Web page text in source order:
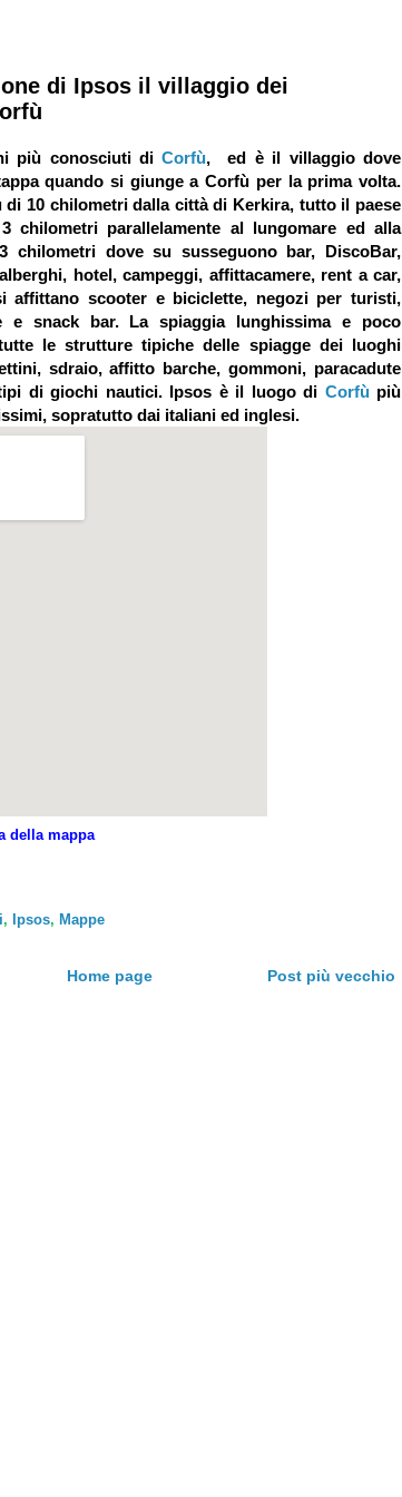
di Ipsos il villaggio dei
più conosciuti di Corfù, ed è il villaggio dove
quando si giunge a Corfù per la prima volta.
10 chilometri dalla città di Kerkira, tutto il paese
chilometri parallelamente al lungomare ed alla
chilometri dove su susseguono bar, DiscoBar,
hotel, campeggi, affittacamere, rent a car,
affittano scooter e biciclette, negozi per turisti,
e snack bar. La spiaggia lunghissima e poco
le strutture tipiche delle spiagge dei luoghi
sdraio, affitto barche, gommoni, paracadute
di giochi nautici. Ipsos è il luogo di Corfùpiù
sopratutto dai italiani ed inglesi.
della mappa
, Ipsos, Mappe
Post più vecchio
Home page